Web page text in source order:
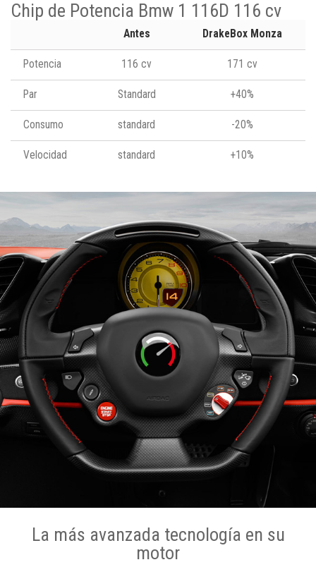
Chip de Potencia Bmw 1 116D 116 cv
Antes DrakeBox Monza
Potencia 116 cv 171 cv
Par Standard +40%
Consumo standard -20%
Velocidad standard +10%
La más avanzada tecnología en su
motor